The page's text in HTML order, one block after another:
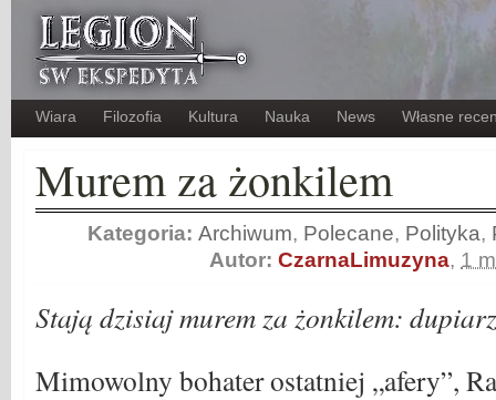
Wiara Filozofia Kultura Nauka News Własne
Murem za żonkilem
Kategoria: Archiwum, Polecane, Polityka,
Autor: CzarnaLimuzyna, 1
Stają dzisiaj murem za żonkilem:
Mimowolny bohater ostatniej „afery”,